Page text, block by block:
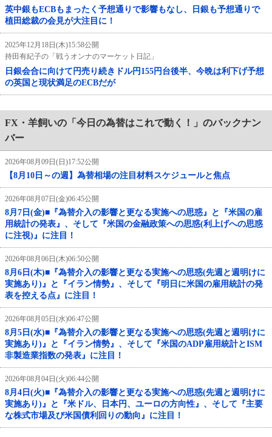
英中銀もECBもまったく予想通りで影響もなし、日銀も予想通りで
植田総裁の会見が大注目に！
2025年12月18日(木)15:58公開
持田有紀子の「戦うオンナのマーケット日記」
日銀会合に向けて円売り続きドル円155円台後半、今晩は利下げ予想
の英国と現状満足のECBだが
FX・羊飼いの「今日の為替はこれで動く！」のバックナン
バー
2026年08月09日(日)17:52公開
【8月10日～の週】為替相場の注目材料スケジュールと焦点
2026年08月07日(金)06:45公開
8月7日(金)■『為替介入の影響と更なる実施への思惑』と『米国の雇
用統計の発表』、そして『米国の金融政策への思惑(利上げへの思惑
に注視)』に注目！
2026年08月06日(木)06:50公開
8月6日(木)■『為替介入の影響と更なる実施への思惑(先週と週明けに
実施あり)』と『イラン情勢』、そして『明日に米国の雇用統計の発
表を控える点』に注目！
2026年08月05日(水)06:47公開
8月5日(水)■『為替介入の影響と更なる実施への思惑(先週と週明けに
実施あり)』と『イラン情勢』、そして『米国のADP雇用統計とISM
非製造業指数の発表』に注目！
2026年08月04日(火)06:44公開
8月4日(火)■『為替介入の影響と更なる実施への思惑(先週と週明けに
実施あり)』と『米ドル、日本円、ユーロの方向性』、そして『主要
な株式市場及び米国債利回りの動向』に注目！